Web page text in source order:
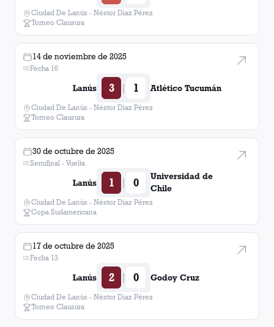
Ciudad De Lanús - Néstor Diaz Pérez
Torneo Clausura
14 de noviembre de 2025
Fecha 16
Lanús 3 | 1 Atlético Tucumán
Ciudad De Lanús - Néstor Diaz Pérez
Torneo Clausura
30 de octubre de 2025
Semifinal - Vuelta
Lanús 1 | 0
Universidad de
Chile
Ciudad De Lanús - Néstor Diaz Pérez
Copa Sudamericana
17 de octubre de 2025
Fecha 13
Lanús 2 | 0 Godoy Cruz
Ciudad De Lanús - Néstor Diaz Pérez
Torneo Clausura